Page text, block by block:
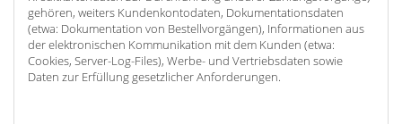
gehören, weiters Kundenkontodaten, Dokumentationsdaten
(etwa: Dokumentation von Bestellvorgängen), Informationen aus
der elektronischen Kommunikation mit dem Kunden (etwa:
Cookies, Server-Log-Files), Werbe- und Vertriebsdaten sowie
Daten zur Erfüllung gesetzlicher Anforderungen.